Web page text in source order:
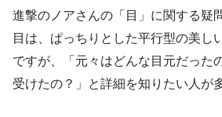
進撃のノアさんの「目」に関する疑
目は、ぱっちりとした平行型の美し
ですが、「元々はどんな目元だった
受けたの？」と詳細を知りたい人が